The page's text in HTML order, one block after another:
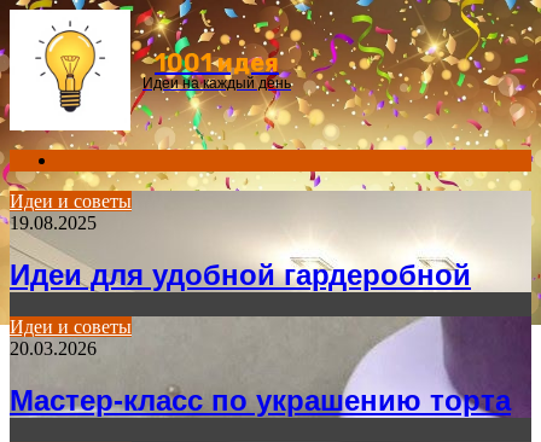
Menu
1001 идея
Идеи на каждый день
for
Идеи и советы
19.08.2025
Идеи для удобной гардеробной
Идеи и советы
20.03.2026
Мастер-класс по украшению торта